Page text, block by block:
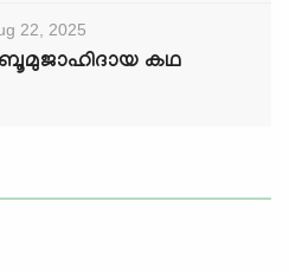
22, 2025
കഥ